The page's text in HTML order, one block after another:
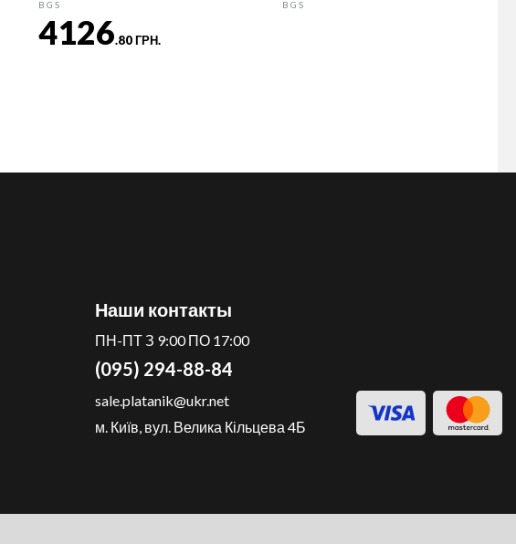
BGS
4126.80 ГРН.
BGS
Наши контакты
ПН-ПТ З 9:00 ПО 17:00
(095) 294-88-84
sale.platanik@ukr.net
м. Київ, вул. Велика Кільцева 4Б